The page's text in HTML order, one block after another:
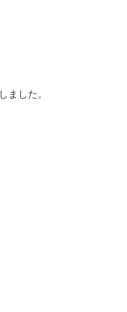
ました。